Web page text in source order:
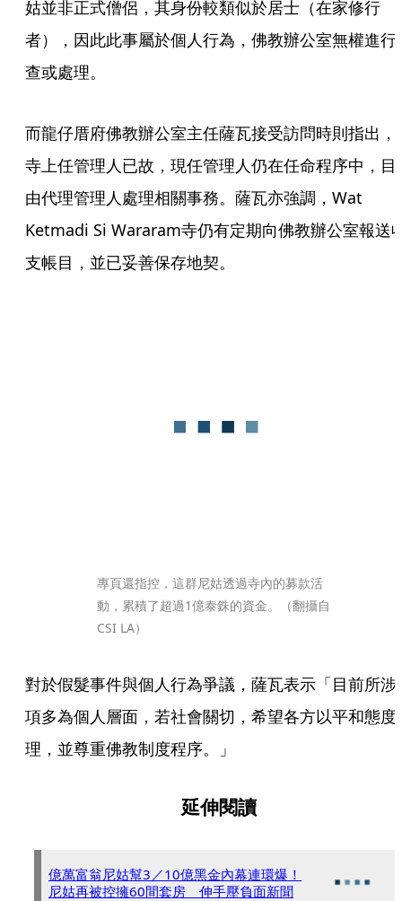
姑並非正式僧侶，其身份較類似於居士（在家修行
者），因此此事屬於個人行為，佛教辦公室無權進行
查或處理。
而龍仔厝府佛教辦公室主任薩瓦接受訪問時則指出，
寺上任管理人已故，現任管理人仍在任命程序中，目
由代理管理人處理相關事務。薩瓦亦強調，Wat
Ketmadi Si Wararam寺仍有定期向佛教辦公室報送
支帳目，並已妥善保存地契。
專頁還指控，這群尼姑透過寺內的募款活
動，累積了超過1億泰銖的資金。（翻攝自
CSI LA）
對於假髮事件與個人行為爭議，薩瓦表示「目前所涉
項多為個人層面，若社會關切，希望各方以平和態度
理，並尊重佛教制度程序。」
延伸閱讀
億萬富翁尼姑幫3／10億黑金內幕連環爆！
尼姑再被控擁60間套房 伸手壓負面新聞